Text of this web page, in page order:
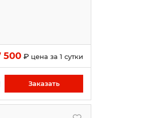
500₽ цена за 1 сутки
Заказать